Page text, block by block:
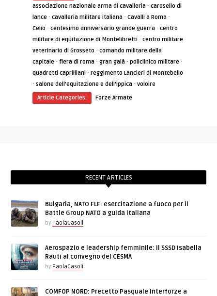
associazione nazionale arma di cavalleria ·carosello di
lance ·cavalleria militare italiana ·Cavalli a Roma ·
Celio ·centesimo anniversario grande guerra ·centro
militare di equitazione di Montelibretti ·centro militare
veterinario di Grosseto ·comando militare della
capitale · fiera di roma ·gran galà ·policlinico militare ·
quadretti caprilliani ·reggimento Lancieri di Montebello
·salone dell'equitazione e dell'ippica ·voloire
Article Categories:
Forze Armate
RECENT ARTICLES
Bulgaria, NATO FLF: esercitazione a fuoco per il
Battle Group NATO a guida italiana
by PaolaCasoli
Aerospazio e leadership femminile: il SSSD Isabella
Rauti al convegno del CESMA
by PaolaCasoli
COMFOP NORD: Precetto Pasquale Interforze a